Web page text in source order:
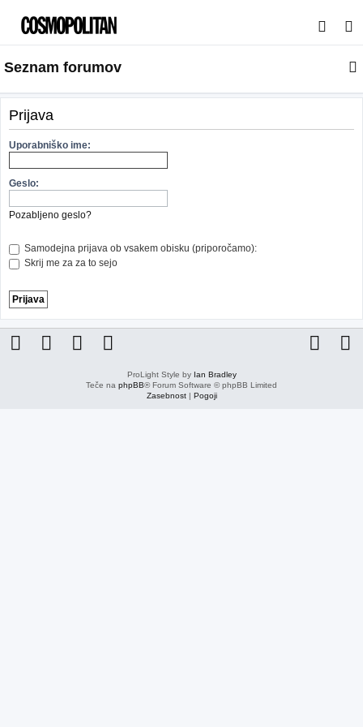
s
a
j
Seznam forumov
Prijava
Uporabniško ime:
Geslo:
Pozabljeno geslo?
Samodejna prijava ob vsakem obisku (priporočamo):
Skrij me za za to sejo
ProLight Style by Ian Bradley
Teče na phpBB® Forum Software © phpBB Limited
Zasebnost| Pogoji